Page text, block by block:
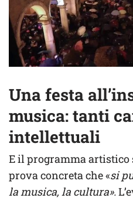
Una festa
musica: tanti
intellettuali
E il programma artistico
prova concreta che «si
la musica, la cultura».